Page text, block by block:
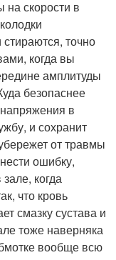
на скорости в
точно
когда вы
амплитуды
безопаснее
в
и сохранит
от травмы
ошибку,
когда
что кровь
смазку сустава и
тоже наверняка
вообще всю